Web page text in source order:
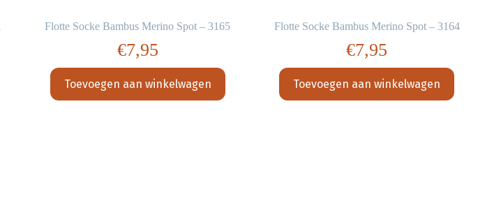
Flotte Socke Bambus Merino Spot – 3165
€7,95
Toevoegen aan winkelwagen
Flotte Socke Bambus Merino Spot – 3164
€7,95
Toevoegen aan winkelwagen